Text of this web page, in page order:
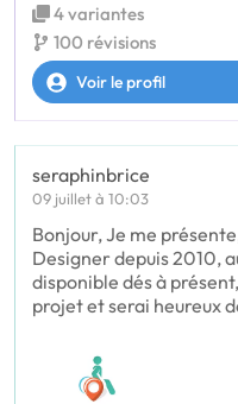
4 variantes
100 révisions
Voir le profil
seraphinbrice
09 juillet à 10:03
Bonjour, Je me
Designer depuis 2010,
disponible dés à
projet et serai heureux